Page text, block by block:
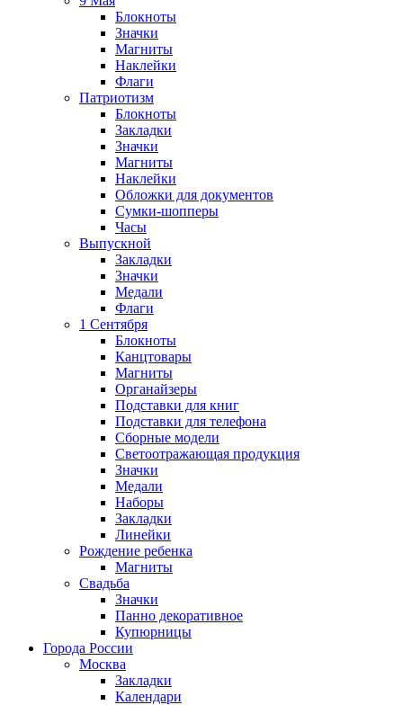
Блокноты
Значки
Магниты
Наклейки
Флаги
Патриотизм
Блокноты
Закладки
Значки
Магниты
Наклейки
Обложки для документов
Сумки-шопперы
Часы
Выпускной
Закладки
Значки
Медали
Флаги
1 Сентября
Блокноты
Канцтовары
Магниты
Органайзеры
Подставки для книг
Подставки для телефона
Сборные модели
Светоотражающая продукция
Значки
Медали
Наборы
Закладки
Линейки
Рождение ребенка
Магниты
Свадьба
Значки
Панно декоративное
Купюрницы
Города России
Москва
Закладки
Календари